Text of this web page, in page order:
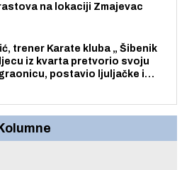
na lokaciji Zmajevac
trener Karate kluba „ Šibenik
iz kvarta pretvorio svoju
postavio ljuljačke i